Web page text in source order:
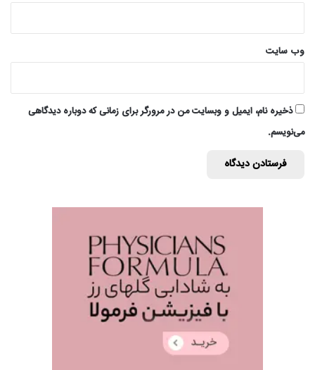
وب‌ سایت
ذخیره نام، ایمیل و وبسایت من در مرورگر برای زمانی که دوباره دیدگاهی
می‌نویسم.